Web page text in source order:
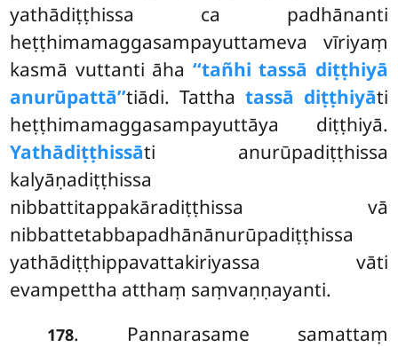
yathādiṭṭhissa ca padhānanti
heṭṭhimamaggasampayuttameva vīriyaṃ
kasmā vuttanti āha ‘‘tañhi tassā diṭṭhiyā
anurūpattā’’tiādi. Tattha tassā diṭṭhiyāti
heṭṭhimamaggasampayuttāya diṭṭhiyā.
Yathādiṭṭhissāti anurūpadiṭṭhissa
kalyāṇadiṭṭhissa
nibbattitappakāradiṭṭhissa vā
nibbattetabbapadhānānurūpadiṭṭhissa
yathādiṭṭhippavattakiriyassa vāti
evampettha atthaṃ saṃvaṇṇayanti.
178. Pannarasame samattaṃ